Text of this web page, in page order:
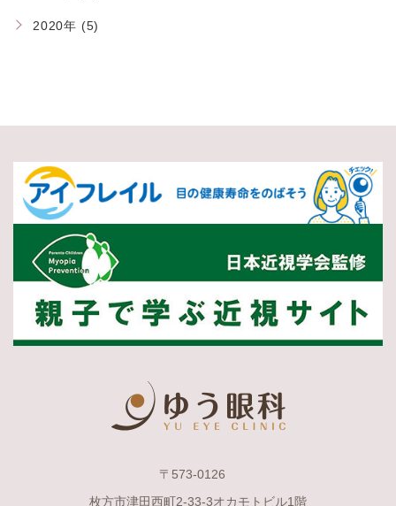
2020年 (5)
〒573-0126
枚方市津田西町2-33-3オカモトビル1階